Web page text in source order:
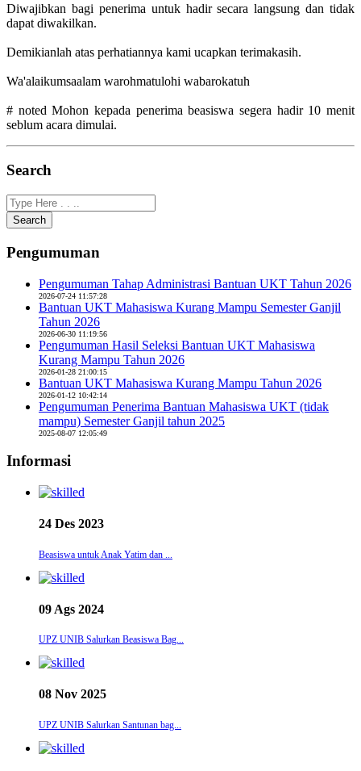
Diwajibkan bagi penerima untuk hadir secara langsung dan tidak
dapat diwakilkan.
Demikianlah atas perhatiannya kami ucapkan terimakasih.
Wa'alaikumsaalam warohmatulohi wabarokatuh
# noted Mohon kepada penerima beasiswa segera hadir 10 menit
seblum acara dimulai.
Search
Search
Pengumuman
Pengumuman Tahap Administrasi Bantuan UKT Tahun 2026
2026-07-24 11:57:28
Bantuan UKT Mahasiswa Kurang Mampu Semester Ganjil
Tahun 2026
2026-06-30 11:19:56
Pengumuman Hasil Seleksi Bantuan UKT Mahasiswa
Kurang Mampu Tahun 2026
2026-01-28 21:00:15
Bantuan UKT Mahasiswa Kurang Mampu Tahun 2026
2026-01-12 10:42:14
Pengumuman Penerima Bantuan Mahasiswa UKT (tidak
mampu) Semester Ganjil tahun 2025
2025-08-07 12:05:49
Informasi
24 Des 2023
Beasiswa untuk Anak Yatim dan ...
09 Ags 2024
UPZ UNIB Salurkan Beasiswa Bag...
08 Nov 2025
UPZ UNIB Salurkan Santunan bag...